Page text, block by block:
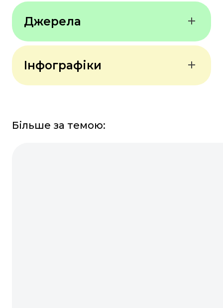
Джерела
AddictionResource.net
Інфографіки
Більше за темою: